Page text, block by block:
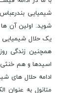
شیمیایی
شوید. اولین آن
یک حلال شیمیایی
همچنین زندگی
اسیدها و هم خنثی
ادامه حلال های
متانول به عنوان